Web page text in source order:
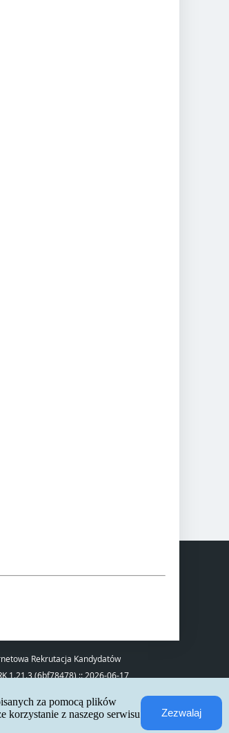
Rekrutacja Kandydatów
1.21.3 (6bf78478) :: 2026-06-17
deklaracja dostępności
Zezwalaj
za pomocą plików
z naszego serwisu